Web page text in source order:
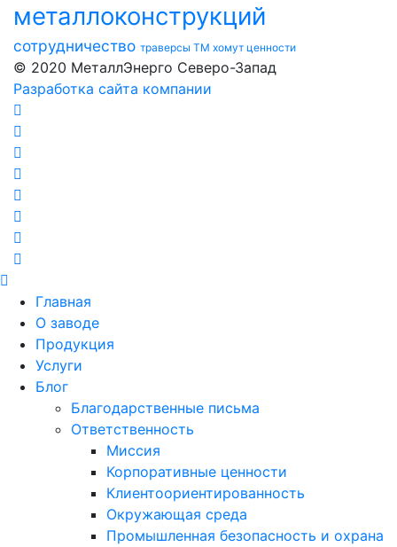
металлоконструкций
сотрудничество траверсы ТМ хомут ценности
© 2020 МеталлЭнерго Северо-Запад
Разработка сайта компании
Главная
О заводе
Продукция
Услуги
Блог
Благодарственные письма
Ответственность
Миссия
Корпоративные ценности
Клиентоориентированность
Окружающая среда
Промышленная безопасность и охрана